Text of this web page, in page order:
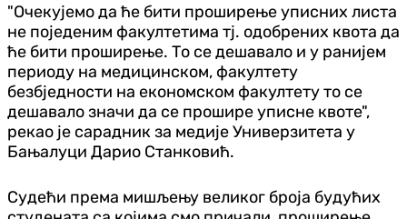
"Очекујемо да ће бити проширење уписних листа
не поједеним факултетима тј. одобрених квота да
ће бити проширење. То се дешавало и у ранијем
периоду на медицинском, факултету
безбједности на економском факултету то се
дешавало значи да се прошире уписне квоте",
рекао је сарадник за медије Универзитета у
Бањалуци Дарио Станковић.
Судећи према мишљењу великог броја будућих